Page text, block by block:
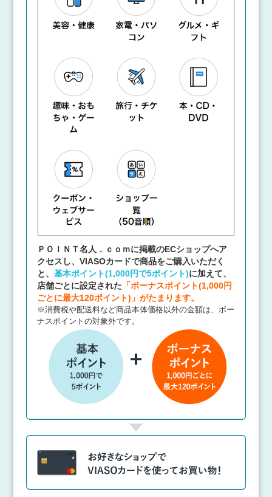
ＰＯＩＮＴ名人．ｃｏｍに掲載のECショップへア
クセスし、 VIASOカードで商品をご購入いただく
と、 基本ポイント(1,000円で5ポイント)に加えて、
店舗ごとに設定された 「ボーナスポイント(1,000円
ごとに最大120ポイント)」がたまります。
※消費税や配送料など商品本体価格以外の金額は、ボー
ナスポイントの対象外です。